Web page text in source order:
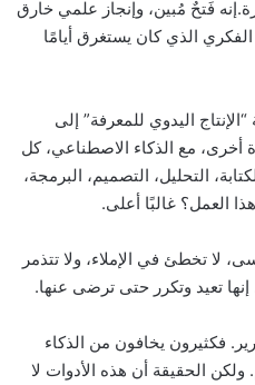
فَتحٌ مُبين، وإنجاز علمي خارق
الفكري الذي كان يستغرق أيامًا
اليدوي للمعرفة” إلى
أخرى، مع الذكاء الاصطناعي، كل
التحليل، التصميم، البرمجة،
العمل؟ غالبًا أعلى.
لا تخطئ في الإملاء، ولا تتذمر
تعيد وتكرر حتى ترضى عنها.
فكثيرون يخافون من الذكاء
الحقيقة أن هذه الأدوات لا